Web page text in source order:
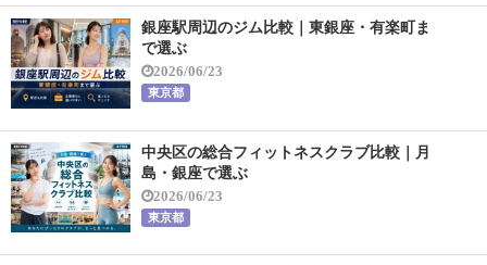
銀座駅周辺のジム比較｜東銀座・有楽町ま
で選ぶ
2026/06/23
東京都
中央区の総合フィットネスクラブ比較｜月
島・銀座で選ぶ
2026/06/23
東京都